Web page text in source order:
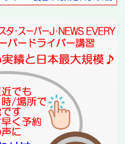
申し込みフロー
キャンペーン